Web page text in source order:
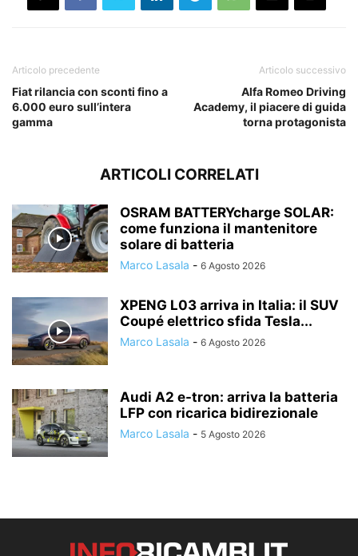
Articolo precedente
Fiat rilancia con sconti fino a
6.000 euro sull’intera
gamma
Articolo successivo
Alfa Romeo Driving
Academy, il piacere di guida
torna protagonista
ARTICOLI CORRELATI
OSRAM BATTERYcharge SOLAR:
come funziona il mantenitore
solare di batteria
Marco Lasala - 6 Agosto 2026
XPENG L03 arriva in Italia: il SUV
Coupé elettrico sfida Tesla...
Marco Lasala - 6 Agosto 2026
Audi A2 e-tron: arriva la batteria
LFP con ricarica bidirezionale
Marco Lasala - 5 Agosto 2026